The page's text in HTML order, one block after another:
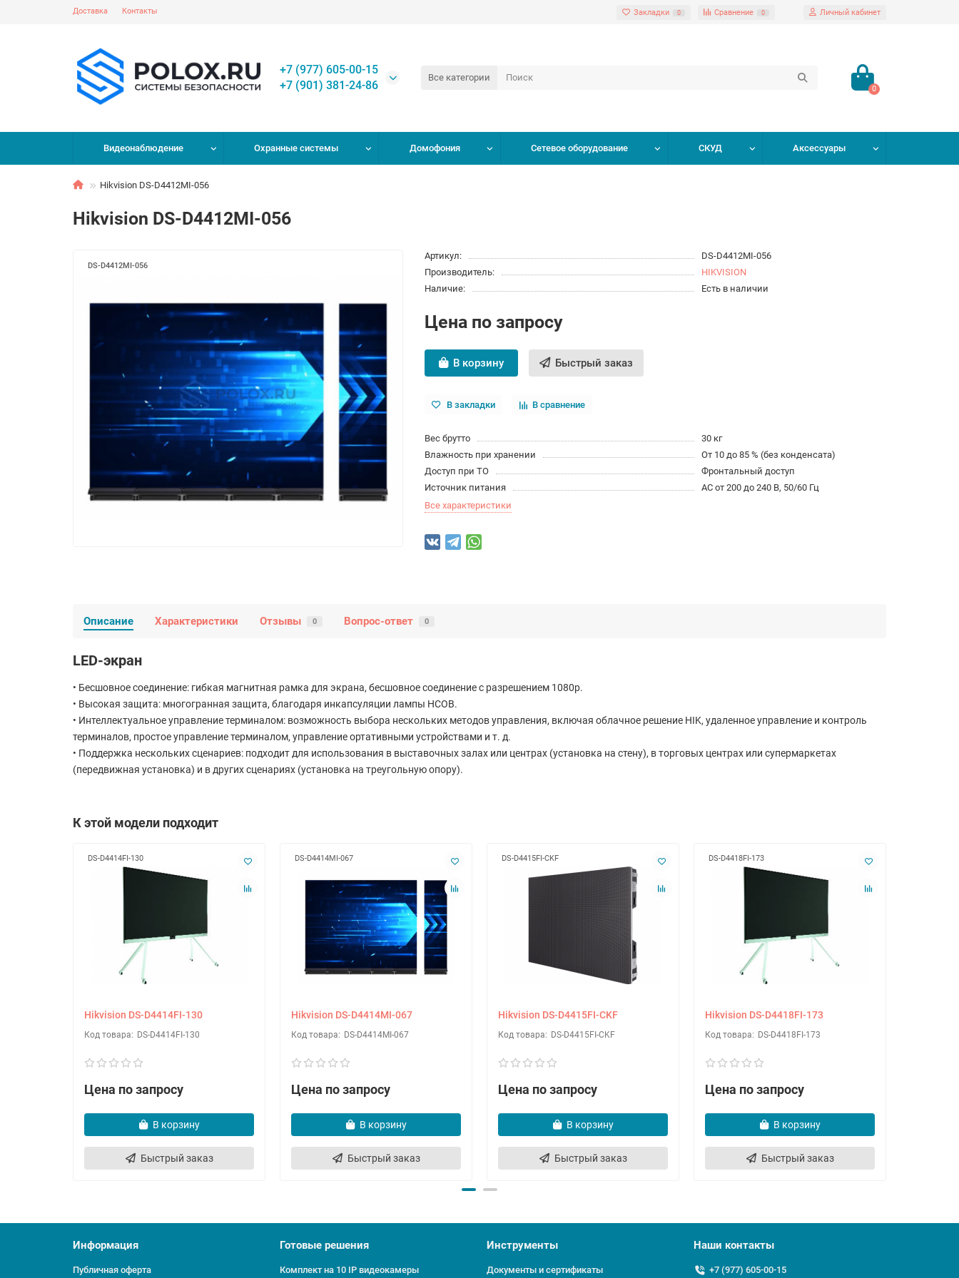
Доставка Контакты Закладки 0 Сравнение 0 Личный кабинет
Все категории
+7 (977) 605-00-15
+7 (901) 381-24-86
0
Видеонаблюдение Охранные системы Домофония Сетевое оборудование СКУД Аксессуары
Hikvision DS-D4412MI-056
Hikvision DS-D4412MI-056
DS-D4412MI-056
Артикул:
DS-D4412MI-056
Производитель:
HIKVISION
Наличие:
Есть в наличии
Цена по запросу
В корзину Быстрый заказ
В закладки В сравнение
Вес брутто
30 кг
Влажность при хранении
От 10 до 85 % (без конденсата)
Доступ при ТО
Фронтальный доступ
Источник питания
AC от 200 до 240 В, 50/60 Гц
Все характеристики
Описание Характеристики Отзывы 0 Вопрос-ответ 0
LED-экран
• Бесшовное соединение: гибкая магнитная рамка для экрана, бесшовное соединение с разрешением 1080p.
• Высокая защита: многогранная защита, благодаря инкапсуляции лампы HCOB.
• Интеллектуальное управление терминалом: возможность выбора нескольких методов управления, включая облачное решение HIK, удаленное управление и контроль
терминалов, простое управление терминалом, управление ортативными устройствами и т. д.
• Поддержка нескольких сценариев: подходит для использования в выставочных залах или центрах (установка на стену), в торговых центрах или супермаркетах
(передвижная установка) и в других сценариях (установка на треугольную опору).
К этой модели подходит
DS-D4414FI-130
Hikvision DS-D4414FI-130
DS-D4414FI-130
Цена по запросу
В корзину
Быстрый заказ
DS-D4414MI-067
Hikvision DS-D4414MI-067
DS-D4414MI-067
Цена по запросу
В корзину
Быстрый заказ
DS-D4415FI-CKF
Hikvision DS-D4415FI-CKF
DS-D4415FI-CKF
Цена по запросу
В корзину
Быстрый заказ
DS-D4418FI-173
Hikvision DS-D4418FI-173
DS-D4418FI-173
Цена по запросу
В корзину
Быстрый заказ
Информация
Публичная оферта
Готовые решения
Комплект на 10 IP видеокамеры
Инструменты
Документы и сертификаты
Наши контакты
+7 (977) 605-00-15